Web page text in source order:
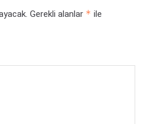
Gerekli alanlar * ile